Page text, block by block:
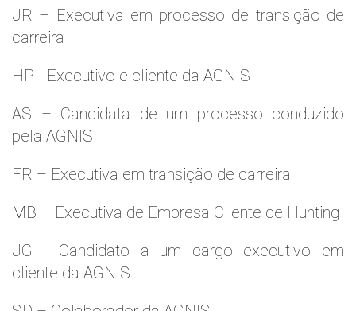
JR – Executiva em processo de transição de
carreira
HP - Executivo e cliente da AGNIS
AS – Candidata de um processo conduzido
pela AGNIS
FR – Executiva em transição de carreira
MB – Executiva de Empresa Cliente de Hunting
JG - Candidato a um cargo executivo em
cliente da AGNIS